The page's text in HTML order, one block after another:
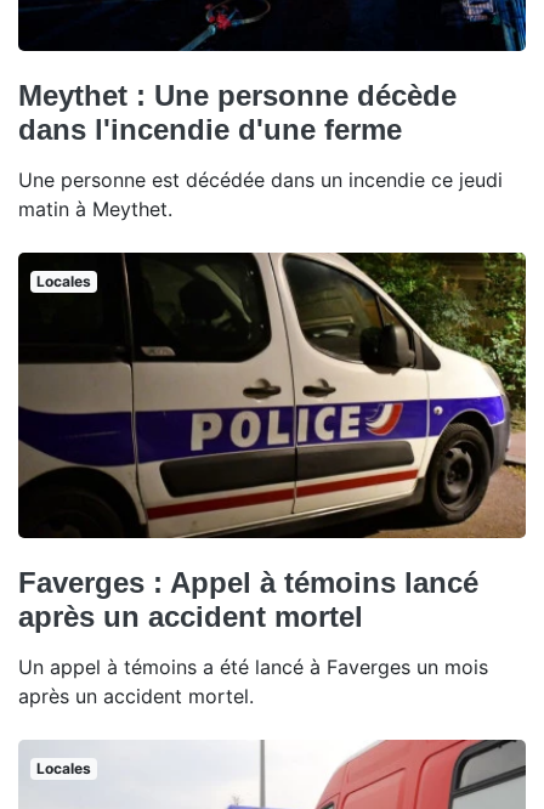
Meythet : Une personne décède
dans l'incendie d'une ferme
Une personne est décédée dans un incendie ce jeudi
matin à Meythet.
Locales
Faverges : Appel à témoins lancé
après un accident mortel
Un appel à témoins a été lancé à Faverges un mois
après un accident mortel.
Locales